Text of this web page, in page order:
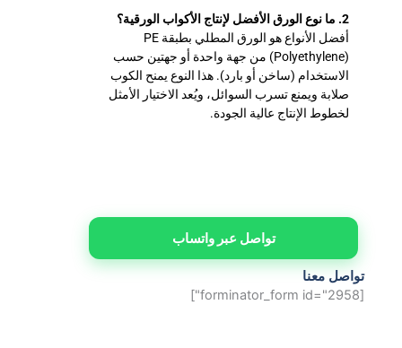
2. ما نوع الورق الأفضل لإنتاج الأكواب الورقية؟
أفضل الأنواع هو الورق المطلي بطبقة PE
(Polyethylene) من جهة واحدة أو جهتين حسب
الاستخدام (ساخن أو بارد). هذا النوع يمنح الكوب
صلابة ويمنع تسرب السوائل، ويُعد الاختيار الأمثل
لخطوط الإنتاج عالية الجودة.
تواصل عبر واتساب
تواصل معنا
[forminator_form id="2958"]